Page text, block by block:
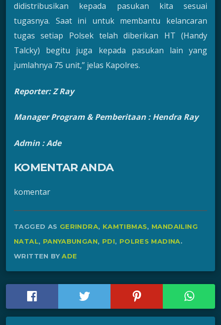
didistribusikan kepada pasukan kita sesuai
tugasnya. Saat ini untuk membantu kelancaran
tugas setiap Polsek telah diberikan HT (Handy
Talcky) begitu juga kepada pasukan lain yang
jumlahnya 75 unit,” jelas Kapolres.
Reporter:Z Ray
Manager Program & Pemberitaan : Hendra Ray
Admin : Ade
KOMENTAR ANDA
komentar
TAGGED AS GERINDRA, KAMTIBMAS, MANDAILING
NATAL, PANYABUNGAN, PDI, POLRES MADINA.
WRITTEN BYADE